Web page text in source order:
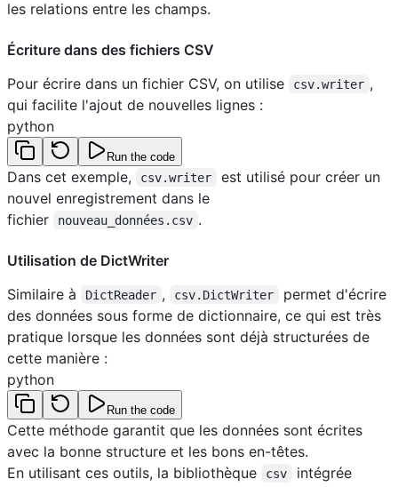
les relations entre les champs.
Écriture dans des fichiers CSV
Pour écrire dans un fichier CSV, on utilise
csv.writer ,
qui facilite l'ajout de nouvelles lignes :
python
Run the code
Dans cet exemple, csv.writer
est utilisé pour créer un
nouvel enregistrement dans le
fichier
nouveau_données.csv .
Utilisation de DictWriter
Similaire à
DictReader , csv.DictWriter
permet d'écrire
des données sous forme de dictionnaire, ce qui est très
pratique lorsque les données sont déjà structurées de
cette manière :
python
Run the code
Cette méthode garantit que les données sont écrites
avec la bonne structure et les bons en-têtes.
En utilisant ces outils, la bibliothèque
csv
intégrée